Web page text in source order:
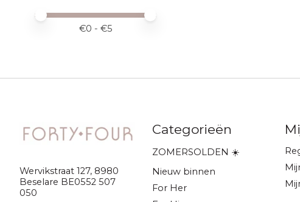
Minimale prijswaarde
Price maximum value
€0 - €5
Wervikstraat 127, 8980
Beselare BE0552 507
050
Categorieën
ZOMERSOLDEN ☀️
Nieuw binnen
For Her